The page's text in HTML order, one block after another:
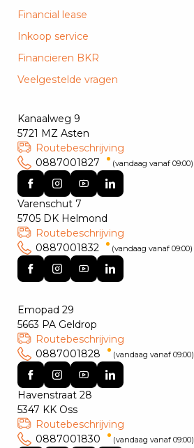
Financial lease
Inkoop service
Financieren BKR
Veelgestelde vragen
Kanaalweg 9
5721 MZ Asten
Routebeschrijving
0887001827
(vandaag vanaf 09:00)
Varenschut 7
5705 DK Helmond
Routebeschrijving
0887001832
(vandaag vanaf 09:00)
Emopad 29
5663 PA Geldrop
Routebeschrijving
0887001828
(vandaag vanaf 09:00)
Havenstraat 28
5347 KK Oss
Routebeschrijving
0887001830
(vandaag vanaf 09:00)